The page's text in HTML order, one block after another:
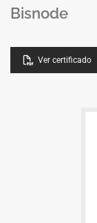
Bisnode
Ver certificado